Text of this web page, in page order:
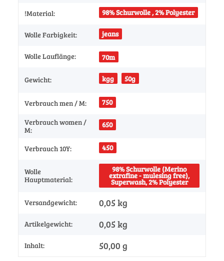
!Material: 98% Schurwolle , 2% Polyester
Wolle Farbigkeit: jeans
Wolle Lauflänge: 70m
Gewicht: kgg 50g
Verbrauch men / M: 750
Verbrauch women /
M:
650
Verbrauch 10Y: 450
Wolle
Hauptmaterial:
98% Schurwolle (Merino
extrafine - mulesing free),
Superwash, 2% Polyester
Versandgewicht: 0,05 kg
Artikelgewicht: 0,05 kg
Inhalt: 50,00 g